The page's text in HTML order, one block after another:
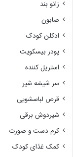
زانو بند
صابون
ادکلن کودک
پودر بیسکویت
استریل کننده
سر شیشه شیر
قرص لباسشویی
شیردوش برقی
کرم دست و صورت
کمک غذای کودک